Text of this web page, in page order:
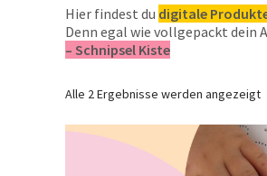
Hier findest du digitale
Denn egal wie vollgepackt dein
– Schnipsel Kiste
Alle 2 Ergebnisse werden angezeigt